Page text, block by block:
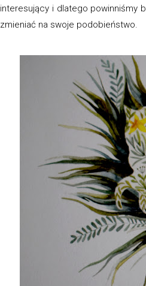
interesujący i dlatego powinniśmy
zmieniać na swoje podobieństwo.